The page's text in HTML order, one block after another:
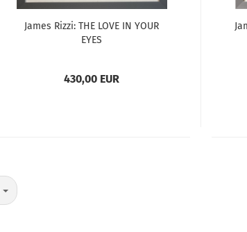
James Rizzi: THE LOVE IN YOUR
EYES
430,00 EUR